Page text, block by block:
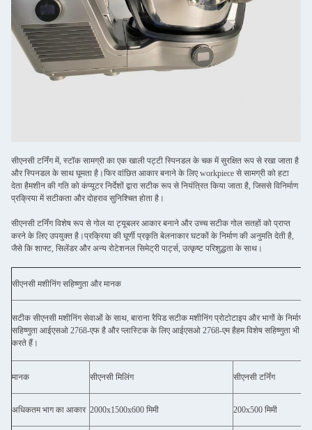
सीएनसी टर्निंग में, स्टॉक सामग्री का एक खाली पट्टी स्पिनडल के चक में सुरक्षित रूप से रखा जाता है
और स्पिनडल के साथ घूमता है।फिर वांछित आकार बनाने के लिए workpiece से सामग्री को हटा
देता हैमशीन की गति को कंप्यूटर निर्देशों द्वारा सटीक रूप से नियंत्रित किया जाता है, जिससे विनिर्माण
प्रक्रिया में सटीकता और दोहराव सुनिश्चित होता है।
सीएनसी टर्निंग विशेष रूप से गोल या ट्यूबलर आकार बनाने और उच्च सटीक गोल सतहों को प्राप्त
करने के लिए उपयुक्त है।प्रक्रिया की घूर्णी प्रकृति बेलनाकार घटकों के निर्माण की अनुमति देती है,
जैसे कि शाफ्ट, सिलेंडर और अन्य रोटेशनल सिमेट्री पार्ट्स, उत्कृष्ट परिशुद्धता के साथ।
सीएनसी मशीनिंग सहिष्णुता और मानक
सटीक सीएनसी मशीनिंग सेवाओं के साथ, बाराना रैपिड सटीक मशीनिंग प्रोटोटाइप और भागों के
सहिष्णुता आईएसओ 2768-एफ है और प्लास्टिक के लिए आईएसओ 2768-एम हैहम विशेष सहिष्णुता
करते हैं।
मानक सीएनसी मिलिंग सीएनसी टर्निंग
अधिकतम भाग का आकार 2000x1500x600 मिमी 200x500 मिमी